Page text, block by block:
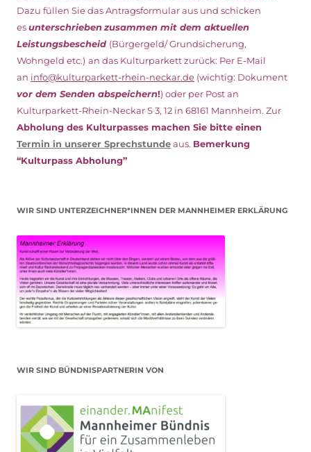
Dazu füllen Sie das Antragsformular aus und schicken
esunterschriebenzusammen mit dem aktuellen
Leistungsbescheid (Bürgergeld/ Grundsicherung,
Wohngeld etc.) an das Kulturparkett zurück: Per E-Mail
an info@kulturparkett-rhein-neckar.de (wichtig: Dokument
vor dem Senden abspeichern!) oder per Post an
Kulturparkett-Rhein-Neckar S 3, 12 in 68161 Mannheim. Zur
Abholung des Kulturpasses machen Sie bitte einen
Termin in unserer Sprechstundeaus. Bemerkung
“Kulturpass Abholung”
WIR SIND UNTERZEICHNER*INNEN DER MANNHEIMER ERKLÄRUNG
WIR SIND BÜNDNISPARTNERIN VON